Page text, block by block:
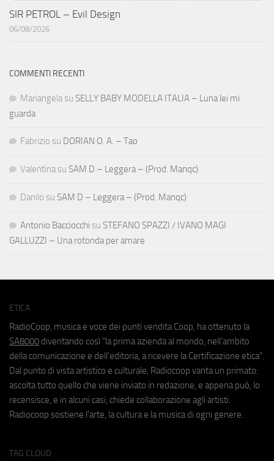
SIR PETROL – Evil Design
06/08/2026
COMMENTI RECENTI
Mariangela su SELLY BABY MODELLA ITALIA – Luna lei mi
guarda
Fabrizio su DORIAN O. A. – Tao
Valentina su SAM D – Leggera – (Prod. Manqc)
Danilo su SAM D – Leggera – (Prod. Manqc)
Antonio Bacciocchi su STEFANO SPAZZI / IVANO MAGI
GALLUZZI – Una rotonda per amare
ETICA
RadioCoop, musica e voce dei punti vendita Coop, ha ottenuto la
SA8000 diventando così "la prima azienda al mondo, nell'ambito
della comunicazione e dell'editoria, a ricevere la Certificazione etica".
Dal punto di vista artistico e culturale, Radiocoop vanta un primato:
ascolta tutto quello che viene inviato in redazione, e appena può, lo
recensisce, e in alcuni casi, chiede collaborazione agli artisti.
Radiocoop sostiene l'arte, la cultura e la musica di ogni genere.
TAG CLOUD